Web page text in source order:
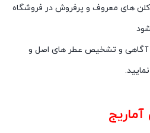
های معروف و پرفروش در فروشگاه
آگاهی و تشخیص عطر های اصل و